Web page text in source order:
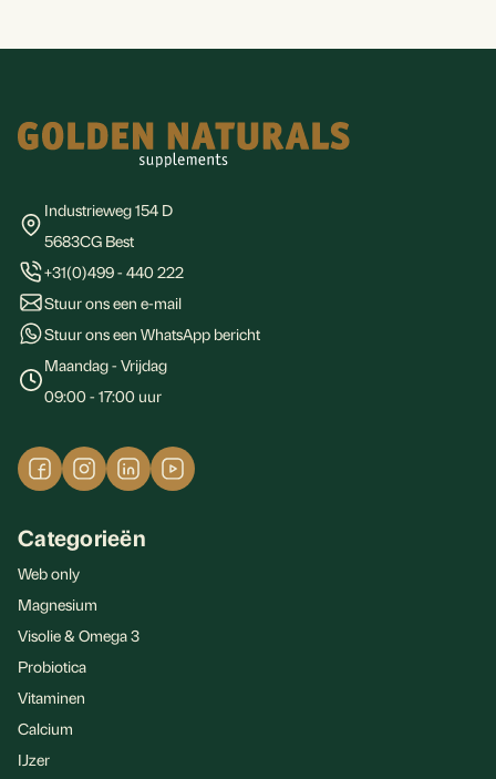
Industrieweg 154 D
5683CG Best
+31(0)499 - 440 222
Stuur ons een e-mail
Stuur ons een WhatsApp bericht
Maandag - Vrijdag
09:00 - 17:00 uur
Categorieën
Web only
Magnesium
Visolie & Omega 3
Probiotica
Vitaminen
Calcium
IJzer